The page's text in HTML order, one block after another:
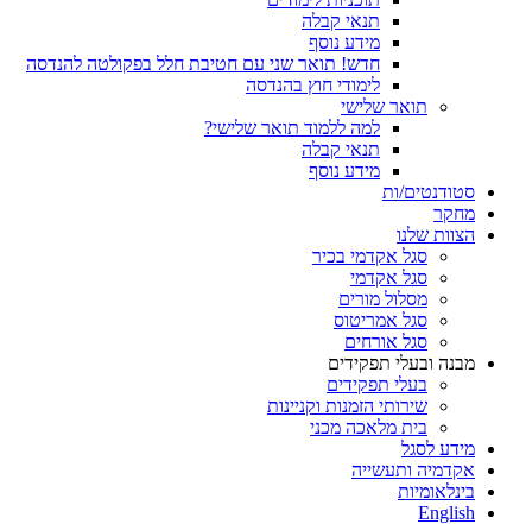
תנאי קבלה
מידע נוסף
חדש! תואר שני עם חטיבת חלל בפקולטה להנדסה
לימודי חוץ בהנדסה
תואר שלישי
למה ללמוד תואר שלישי?
תנאי קבלה
מידע נוסף
סטודנטים/ות
מחקר
הצוות שלנו
סגל אקדמי בכיר
סגל אקדמי
מסלול מורים
סגל אמריטוס
סגל אורחים
מבנה ובעלי תפקידים
בעלי תפקידים
שירותי הזמנות וקניינות
בית מלאכה מכני
מידע לסגל
אקדמיה ותעשייה
בינלאומיות
English